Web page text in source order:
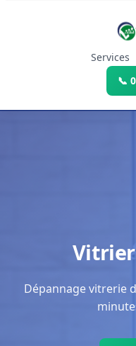
Services
📞
Vitrier
Dépannage vitrerie